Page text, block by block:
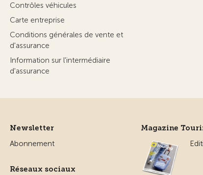
Contrôles véhicules
Carte entreprise
Conditions générales de vente et
d'assurance
Information sur l'intermédiaire
d'assurance
Newsletter
Abonnement
Réseaux sociaux
Magazine